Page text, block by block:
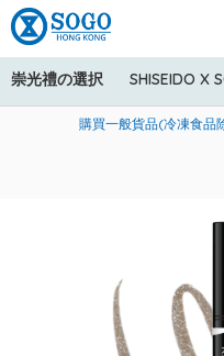
崇光禮の選択 SHISEIDO X
美國運通Explorer®信用
購買一般貨品(冷凍食品
寄送中國內地服務只適用於